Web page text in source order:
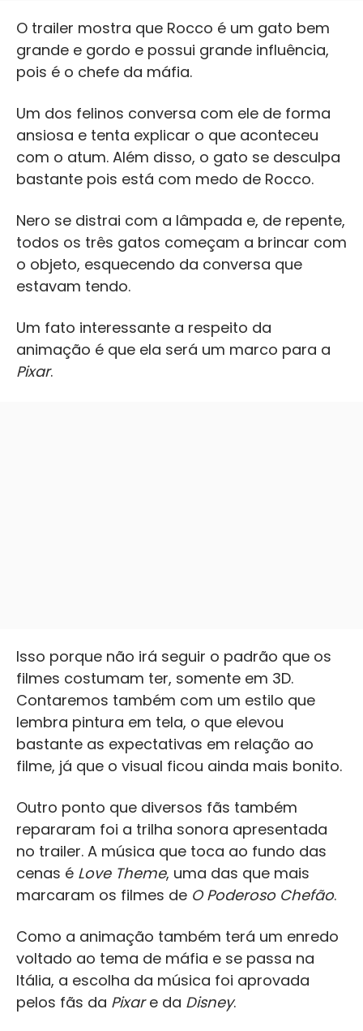
O trailer mostra que Rocco é um gato bem
grande e gordo e possui grande influência,
pois é o chefe da máfia.
Um dos felinos conversa com ele de forma
ansiosa e tenta explicar o que aconteceu
com o atum. Além disso, o gato se desculpa
bastante pois está com medo de Rocco.
Nero se distrai com a lâmpada e, de repente,
todos os três gatos começam a brincar com
o objeto, esquecendo da conversa que
estavam tendo.
Um fato interessante a respeito da
animação é que ela será um marco para a
Pixar.
Isso porque não irá seguir o padrão que os
filmes costumam ter, somente em 3D.
Contaremos também com um estilo que
lembra pintura em tela, o que elevou
bastante as expectativas em relação ao
filme, já que o visual ficou ainda mais bonito.
Outro ponto que diversos fãs também
repararam foi a trilha sonora apresentada
no trailer. A música que toca ao fundo das
cenas é Love Theme, uma das que mais
marcaram os filmes de O Poderoso Chefão.
Como a animação também terá um enredo
voltado ao tema de máfia e se passa na
Itália, a escolha da música foi aprovada
pelos fãs da Pixare da Disney.